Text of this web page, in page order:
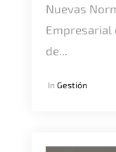
Nuevas
Empresarial
de...
In Gestión